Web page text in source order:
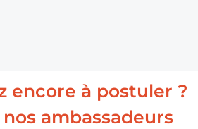
encore à postuler ?
ambassadeurs